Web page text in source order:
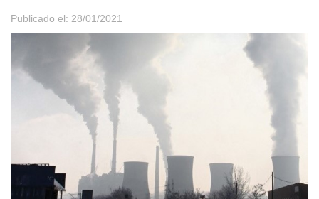
Publicado el: 28/01/2021